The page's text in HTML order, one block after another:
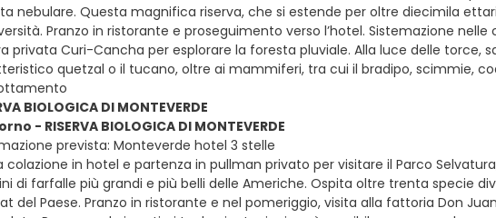
nebulare. Questa magnifica riserva, che si estende per oltre diecimila
Pranzo in ristorante e proseguimento verso l’hotel. Sistemazione
privata Curi-Cancha per esplorare la foresta pluviale. Alla luce delle torce,
quetzal o il tucano, oltre ai mammiferi, tra cui il bradipo, scimmie,
BIOLOGICA DI MONTEVERDE
- RISERVA BIOLOGICA DI MONTEVERDE
prevista: Monteverde hotel 3 stelle
colazione in hotel e partenza in pullman privato per visitare il Parco
di farfalle più grandi e più belli delle Americhe. Ospita oltre trenta specie
del Paese. Pranzo in ristorante e nel pomeriggio, visita alla fattoria Don